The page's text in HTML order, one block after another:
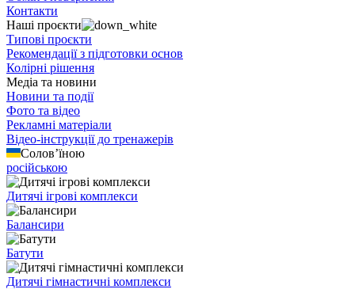
Контакти
Наші проєкти
Типові проєкти
Рекомендації з підготовки основ
Колірні рішення
Медіа та новини
Новини та події
Фото та відео
Рекламні матеріали
Відео-інструкції до тренажерів
Солов’їною
російською
Дитячі ігрові комплекси
Балансири
Батути
Дитячі гімнастичні комплекси